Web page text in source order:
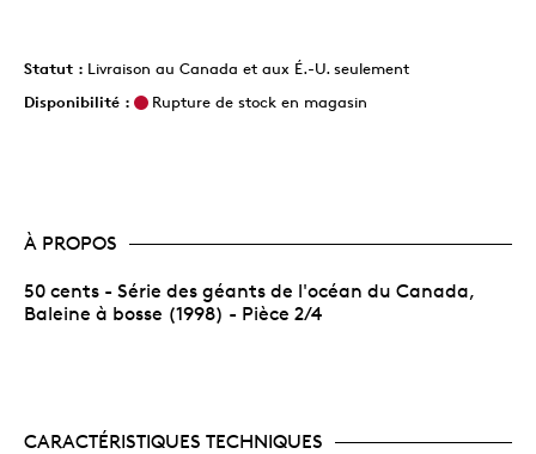
Statut : Livraison au Canada et aux É.-U. seulement
Disponibilité :
Rupture de stock en magasin
À PROPOS
50 cents - Série des géants de l'océan du Canada,
Baleine à bosse (1998) - Pièce 2/4
CARACTÉRISTIQUES TECHNIQUES